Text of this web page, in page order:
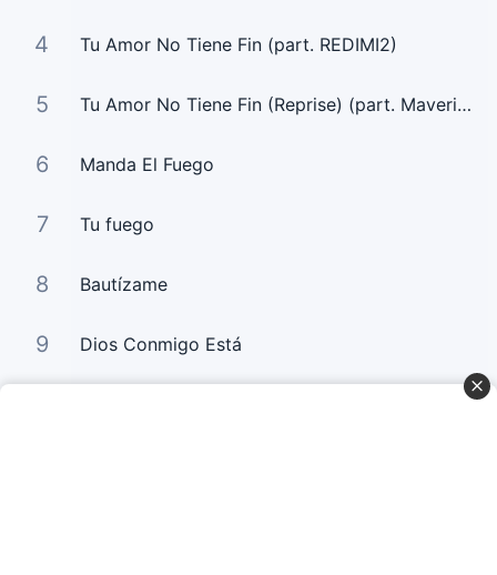
4 Tu Amor No Tiene Fin (part. REDIMI2)
5 Tu Amor No Tiene Fin (Reprise) (part. Maverick City Musica)
6 Manda El Fuego
7 Tu fuego
8 Bautízame
9 Dios Conmigo Está